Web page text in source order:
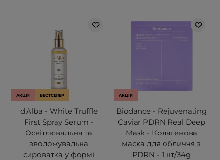
АКЦІЯ БЕСТСЕЛЕР
d'Alba - White Truffle
First Spray Serum -
Освітлювальна та
зволожувальна
сироватка у формі
АКЦІЯ
Biodance - Rejuvenating
Caviar PDRN Real Deep
Mask - Колагенова
маска для обличчя з
PDRN - 1шт/34g